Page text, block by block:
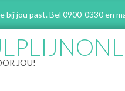
bij jou past. Bel 0900-0330 en
JOU!